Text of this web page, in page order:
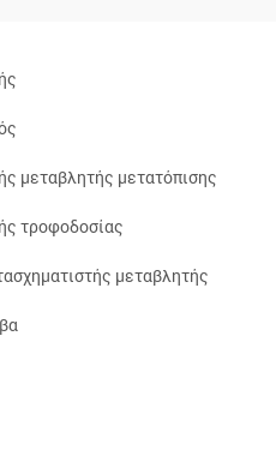
μεταβλητής μετατόπισης
τροφοδοσίας
μεταβλητής